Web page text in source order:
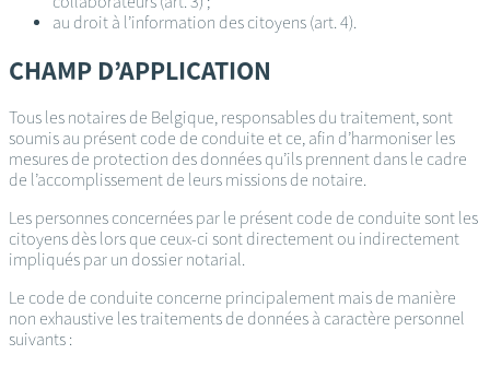
au droit à l’information des citoyens (art. 4).
CHAMP D’APPLICATION
Tous les notaires de Belgique, responsables du traitement, sont
soumis au présent code de conduite et ce, afin d’harmoniser les
mesures de protection des données qu’ils prennent dans le cadre
de l’accomplissement de leurs missions de notaire.
Les personnes concernées par le présent code de conduite sont les
citoyens dès lors que ceux-ci sont directement ou indirectement
impliqués par un dossier notarial.
Le code de conduite concerne principalement mais de manière
non exhaustive les traitements de données à caractère personnel
suivants :